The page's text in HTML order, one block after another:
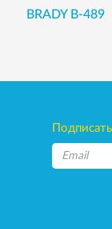
BRADY B-489